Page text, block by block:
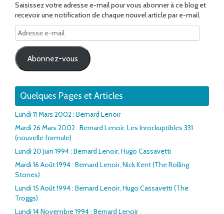
Saisissez votre adresse e-mail pour vous abonner à ce blog et
recevoir une notification de chaque nouvel article par e-mail.
Adresse
e-
mail
Abonnez-vous
Quelques Pages et Articles
Lundi 11 Mars 2002 : Bernard Lenoir
Mardi 26 Mars 2002 : Bernard Lenoir, Les Inrockuptibles 331
(nouvelle formule)
Lundi 20 Juin 1994 : Bernard Lenoir, Hugo Cassavetti
Mardi 16 Août 1994 : Bernard Lenoir, Nick Kent (The Rolling
Stones)
Lundi 15 Août 1994 : Bernard Lenoir, Hugo Cassavetti (The
Troggs)
Lundi 14 Novembre 1994 : Bernard Lenoir